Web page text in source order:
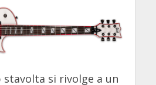
si rivolge a un